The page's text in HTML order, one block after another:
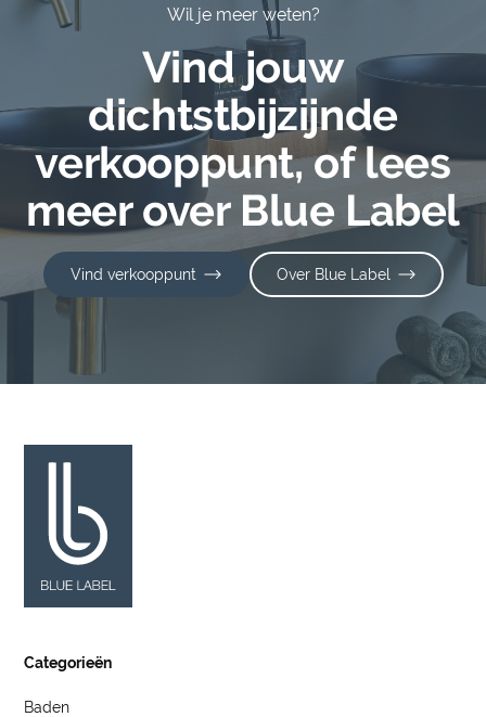
Wil je meer weten?
Vind jouw
dichtstbijzijnde
verkooppunt, of lees
meer over Blue Label
Vind verkooppunt Over Blue Label
Categorieën
Baden